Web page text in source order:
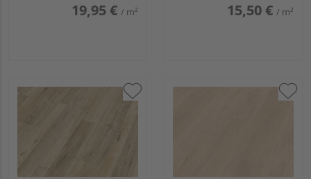
19,95 € / m² 15,50 € / m²